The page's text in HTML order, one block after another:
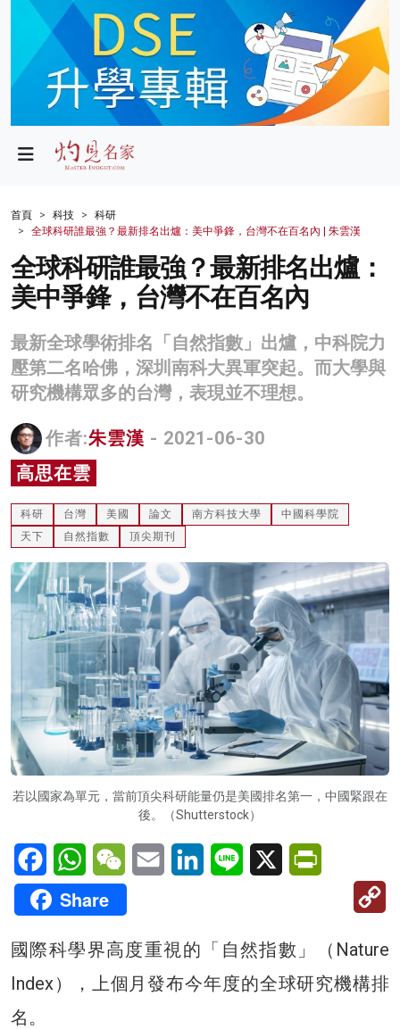
政局
財經
生活
健康
商業
科技
影片
名家榜
灼見活動
首頁 科技
科研
全球科研誰最強？最新排名出爐：美中爭鋒，台灣不在百名內 | 朱雲漢
全球科研誰最強？最新排名出爐：
美中爭鋒，台灣不在百名內
最新全球學術排名「自然指數」出爐，中科院力
壓第二名哈佛，深圳南科大異軍突起。而大學與
研究機構眾多的台灣，表現並不理想。
作者:朱雲漢 - 2021-06-30
高思在雲
科研 台灣 美國 論文 南方科技大學
中國科學院
天下
自然指數 頂尖期刊
若以國家為單元，當前頂尖科研能量仍是美國排名第一，中國緊跟在
後。（Shutterstock）
FacebookWhatsAppWeChatEmail LinkedInLine X
Share
國際科學界高度重視的「自然指數」（Nature
Index），上個月發布今年度的全球研究機構排
名。